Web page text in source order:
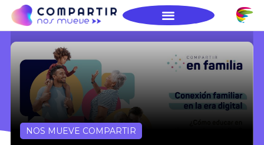
NOS MUEVE COMPARTIR